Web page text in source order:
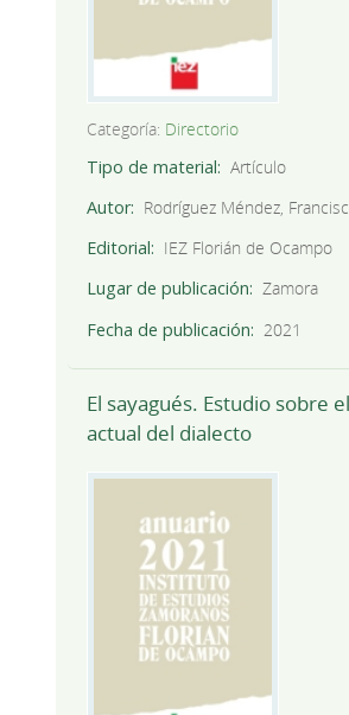
Categoría: Directorio
Tipo de material
Artículo
Autor
Rodríguez Méndez,
Editorial
IEZ Florián de Ocampo
Lugar de publicación
Zamora
Fecha de publicación
2021
El sayagués. Estudio sobre
actual del dialecto